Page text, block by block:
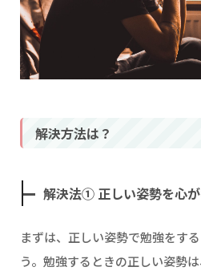
解決方法は？
解決法① 正しい姿勢を心が
まずは、正しい姿勢で勉強をす
う。勉強するときの正しい姿勢